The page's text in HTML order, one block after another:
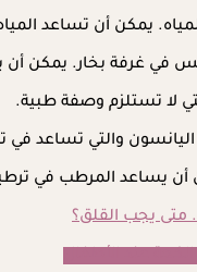
يمكن أن تساعد
في غرفة بخار. يمكن
لا تستلزم وصفة طبية.
والتي تساعد في
يساعد المرطب في